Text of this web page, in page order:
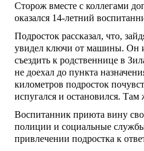
Сторож вместе с коллегами
оказался 14-летний
Подросток рассказал, что,
увидел ключи от машины. Он
съездить к родственнице в
не доехал до пункта
километров подросток
испугался и остановился. Там
Воспитанник приюта вину
полиции и социальные
привлечении подростка к